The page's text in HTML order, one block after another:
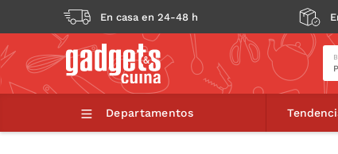
En casa en 24-48 h
Departamentos